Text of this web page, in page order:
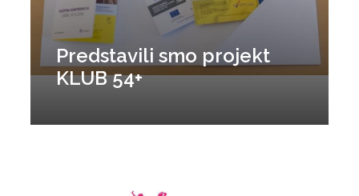
Predstavili smo projekt
KLUB 54+